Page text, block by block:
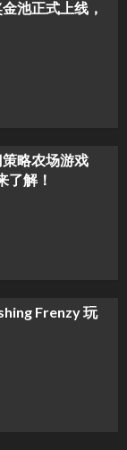
池正式上线，
略农场游戏
了解！
Frenzy 玩